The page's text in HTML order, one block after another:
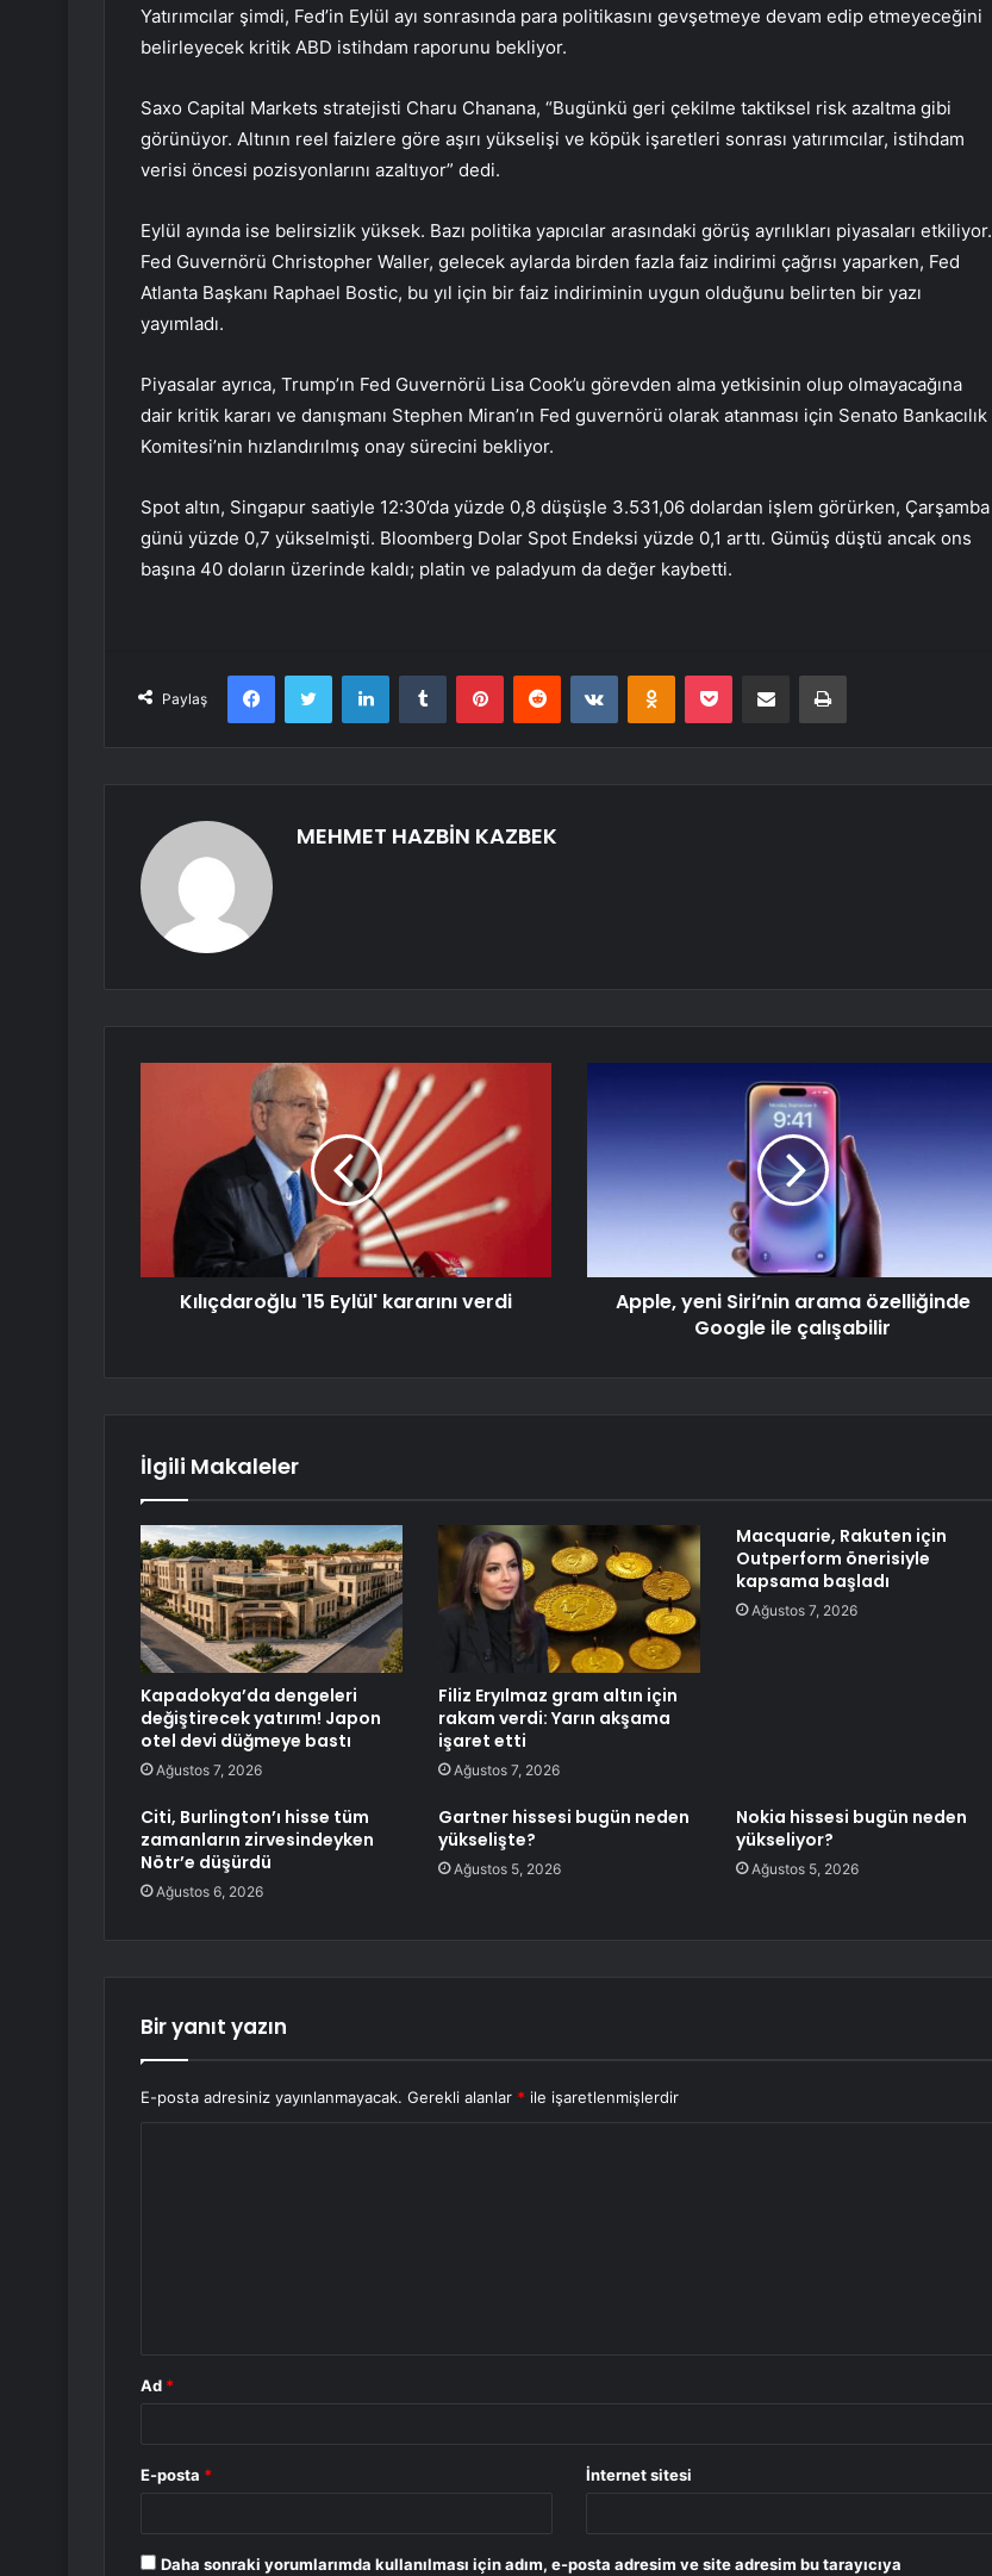
Yatırımcılar şimdi, Fed’in Eylül ayı sonrasında para politikasını gevşetmeye devam edip etmeyeceğini
belirleyecek kritik ABD istihdam raporunu bekliyor.
Saxo Capital Markets stratejisti Charu Chanana, “Bugünkü geri çekilme taktiksel risk azaltma gibi
görünüyor. Altının reel faizlere göre aşırı yükselişi ve köpük işaretleri sonrası yatırımcılar, istihdam
verisi öncesi pozisyonlarını azaltıyor” dedi.
Eylül ayında ise belirsizlik yüksek. Bazı politika yapıcılar arasındaki görüş ayrılıkları piyasaları etkiliyor.
Fed Guvernörü Christopher Waller, gelecek aylarda birden fazla faiz indirimi çağrısı yaparken, Fed
Atlanta Başkanı Raphael Bostic, bu yıl için bir faiz indiriminin uygun olduğunu belirten bir yazı
yayımladı.
Piyasalar ayrıca, Trump’ın Fed Guvernörü Lisa Cook’u görevden alma yetkisinin olup olmayacağına
dair kritik kararı ve danışmanı Stephen Miran’ın Fed guvernörü olarak atanması için Senato Bankacılık
Komitesi’nin hızlandırılmış onay sürecini bekliyor.
Spot altın, Singapur saatiyle 12:30’da yüzde 0,8 düşüşle 3.531,06 dolardan işlem görürken, Çarşamba
günü yüzde 0,7 yükselmişti. Bloomberg Dolar Spot Endeksi yüzde 0,1 arttı. Gümüş düştü ancak ons
başına 40 doların üzerinde kaldı; platin ve paladyum da değer kaybetti.
Paylaş
FacebookTwitter LinkedInTumblr PinterestReddit VKontakteOdnoklassniki
Pocket E-Posta ile paylaş Yazdır
MEHMET HAZBİN KAZBEK
Kılıçdaroğlu '15 Eylül' kararını verdi
Apple, yeni Siri’nin arama özelliğinde
Google ile çalışabilir
İlgili Makaleler
Kapadokya’da dengeleri
değiştirecek yatırım! Japon
otel devi düğmeye bastı
Ağustos 7, 2026
Filiz Eryılmaz gram altın için
rakam verdi: Yarın akşama
işaret etti
Ağustos 7, 2026
Macquarie, Rakuten için
Outperform önerisiyle
kapsama başladı
Ağustos 7, 2026
Citi, Burlington’ı hisse tüm
zamanların zirvesindeyken
Nötr’e düşürdü
Ağustos 6, 2026
Gartner hissesi bugün neden
yükselişte?
Ağustos 5, 2026
Nokia hissesi bugün neden
yükseliyor?
Ağustos 5, 2026
Bir yanıt yazın
E-posta adresiniz yayınlanmayacak. Gerekli alanlar * ile işaretlenmişlerdir
Ad *
E-posta * İnternet sitesi
Daha sonraki yorumlarımda kullanılması için adım, e-posta adresim ve site adresim bu tarayıcıya